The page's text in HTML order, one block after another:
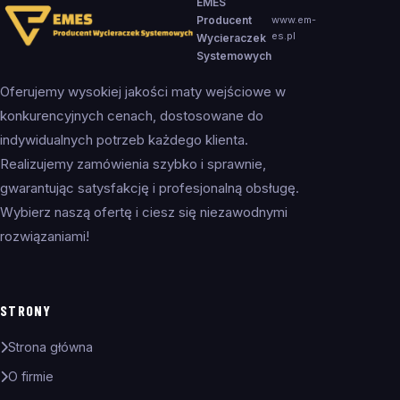
Producent
Wycieraczek
Systemowych
www.em-
es.pl
Oferujemy wysokiej jakości maty wejściowe w
konkurencyjnych cenach, dostosowane do
indywidualnych potrzeb każdego klienta.
Realizujemy zamówienia szybko i sprawnie,
gwarantując satysfakcję i profesjonalną obsługę.
Wybierz naszą ofertę i ciesz się niezawodnymi
rozwiązaniami!
STRONY
Strona główna
O firmie